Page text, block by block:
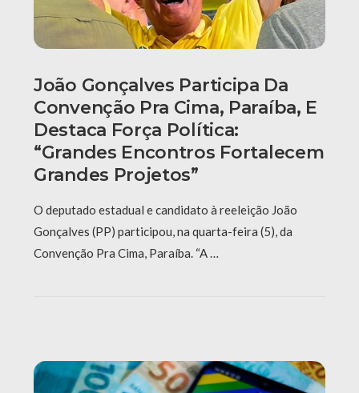
João Gonçalves Participa Da
Convenção Pra Cima, Paraíba, E
Destaca Força Política:
“grandes Encontros Fortalecem
Grandes Projetos”
O deputado estadual e candidato à reeleição João
Gonçalves (PP) participou, na quarta-feira (5), da
Convenção Pra Cima, Paraíba. “A …